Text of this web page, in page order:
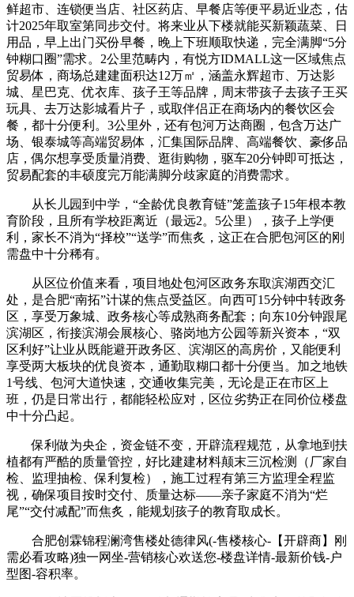
鲜超市、连锁便当店、社区药店、早餐店等便平易近业态，估
计2025年取室第同步交付。将来业从下楼就能买新颖蔬菜、日
用品，早上出门买份早餐，晚上下班顺取快递，完全满脚“5分
钟糊口圈”需求。2公里范畴内，有悦方IDMALL这一区域焦点
贸易体，商场总建建面积达12万㎡，涵盖永辉超市、万达影
城、星巴克、优衣库、孩子王等品牌，周末带孩子去孩子王买
玩具、去万达影城看片子，或取伴侣正在商场内的餐饮区会
餐，都十分便利。3公里外，还有包河万达商圈，包含万达广
场、银泰城等高端贸易体，汇集国际品牌、高端餐饮、豪侈品
店，偶尔想享受质量消费、逛街购物，驱车20分钟即可抵达，
贸易配套的丰硕度完万能满脚分歧家庭的消费需求。
从长儿园到中学，“全龄优良教育链”笼盖孩子15年根本教
育阶段，且所有学校距离近（最远2。5公里），孩子上学便
利，家长不消为“择校”“送学”而焦炙，这正在合肥包河区的刚
需盘中十分稀有。
从区位价值来看，项目地处包河区政务东取滨湖西交汇
处，是合肥“南拓”计谋的焦点受益区。向西可15分钟中转政务
区，享受万象城、政务核心等成熟商务配套；向东10分钟跟尾
滨湖区，衔接滨湖会展核心、骆岗地方公园等新兴资本，“双
区利好”让业从既能避开政务区、滨湖区的高房价，又能便利
享受两大板块的优良资本，通勤取糊口都十分便当。加之地铁
1号线、包河大道快速，交通收集完美，无论是正在市区上
班，仍是日常出行，都能轻松应对，区位劣势正在同价位楼盘
中十分凸起。
保利做为央企，资金链不变，开辟流程规范，从拿地到扶
植都有严酷的质量管控，好比建建材料颠末三沉检测（厂家自
检、监理抽检、保利复检），施工过程有第三方监理全程监
视，确保项目按时交付、质量达标——亲子家庭不消为“烂
尾”“交付减配”而焦炙，能规划孩子的教育取成长。
合肥创霖锦程澜湾售楼处德律风(-售楼核心-【开辟商】刚
需必看攻略)独一网坐-营销核心欢送您-楼盘详情-最新价钱-户
型图-容积率。